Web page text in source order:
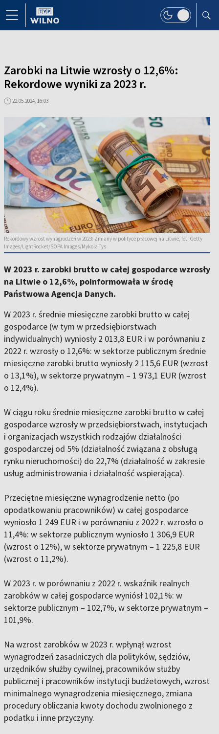
Zarobki na Litwie wzrosły o 12,6%:
Rekordowe wyniki za 2023 r.
22.05.2024, 16:03
Rekordowy wzrost wynagrodzeń w 2023: Zmiany w polityce płacowej na Litwie, fot. Getty
Images/LightRocket/SOPA Images/Mykola Tys
W 2023 r. zarobki brutto w całej gospodarce wzrosły
na Litwie o 12,6%, poinformowała w środę
Państwowa Agencja Danych.
W 2023 r. średnie miesięczne zarobki brutto w całej
gospodarce (w tym w przedsiębiorstwach
indywidualnych) wyniosły 2 013,8 EUR i w porównaniu z
2022 r. wzrosły o 12,6%: w sektorze publicznym średnie
miesięczne zarobki brutto wyniosły 2 115,6 EUR (wzrost
o 13,1%), w sektorze prywatnym – 1 973,1 EUR (wzrost
o 12,4%).
W ciągu roku średnie miesięczne zarobki brutto w całej
gospodarce wzrosły w przedsiębiorstwach, instytucjach
i organizacjach wszystkich rodzajów działalności
gospodarczej od 5% (działalność związana z obsługą
rynku nieruchomości) do 22,7% (działalność w zakresie
usług administrowania i działalność wspierająca).
Przeciętne miesięczne wynagrodzenie netto (po
opodatkowaniu pracowników) w całej gospodarce
wyniosło 1 249 EUR i w porównaniu z 2022 r. wzrosło o
11,4%: w sektorze publicznym wyniosło 1 306,9 EUR
(wzrost o 12%), w sektorze prywatnym – 1 225,8 EUR
(wzrost o 11,2%).
W 2023 r. w porównaniu z 2022 r. wskaźnik realnych
zarobków w całej gospodarce wyniósł 102,1%: w
sektorze publicznym – 102,7%, w sektorze prywatnym –
101,9%.
Na wzrost zarobków w 2023 r. wpłynął wzrost
wynagrodzeń zasadniczych dla polityków, sędziów,
urzędników służby cywilnej, pracowników służby
publicznej i pracowników instytucji budżetowych, wzrost
minimalnego wynagrodzenia miesięcznego, zmiana
procedury obliczania kwoty dochodu zwolnionego z
podatku i inne przyczyny.